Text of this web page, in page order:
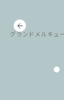
グランドメルキュ